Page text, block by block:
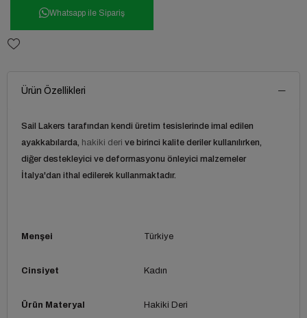
Whatsapp ile Sipariş
Ürün Özellikleri
Sail Lakers tarafından kendi üretim tesislerinde imal edilen
ayakkabılarda, hakiki deri ve birinci kalite deriler kullanılırken,
diğer destekleyici ve deformasyonu önleyici malzemeler
İtalya'dan ithal edilerek kullanmaktadır.
Menşei Türkiye
Cinsiyet Kadın
Ürün Materyal Hakiki Deri